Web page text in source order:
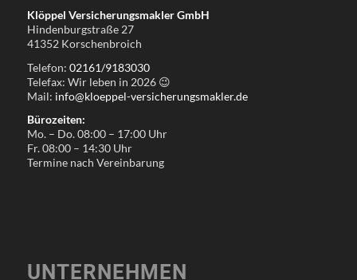
Klöppel Versicherungsmakler GmbH
Hindenburgstraße 27
41352 Korschenbroich
Telefon: 02161/9183030
Telefax: Wir leben in 2026 😉
Mail: info@kloeppel-versicherungsmakler.de
Bürozeiten:
Mo. – Do. 08:00 – 17:00 Uhr
Fr. 08:00 – 14:30 Uhr
Termine nach Vereinbarung
UNTERNEHMEN